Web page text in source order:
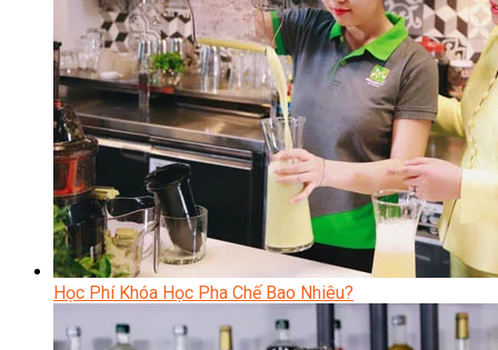
Học Phí Khóa Học Pha Chế Bao Nhiêu?